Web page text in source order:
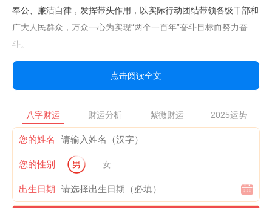
奉公、廉洁自律，发挥带头作用，以实际行动团结带领各级干部和
广大人民群众，万众一心为实现“两个一百年”奋斗目标而努力奋
斗。
局同志结合分工，一年来思想工作实际特别是党的十九大以来履职
情况，以严肃认真的态度和高度负责的精神撰写了述职报告，在工
改进措施，从严要求、自省自励，体现了局同志带头贯彻全面从严
治党的要求。
局同志的述职报告主要涵盖个方面的内容。
一是带头增强“四个意识”，坚定维护以同志为核心的党权威和集中
点击阅读全文
八字财运 财运分析 紫微财运 2025运势
您的姓名
您的性别 男 女
出生日期